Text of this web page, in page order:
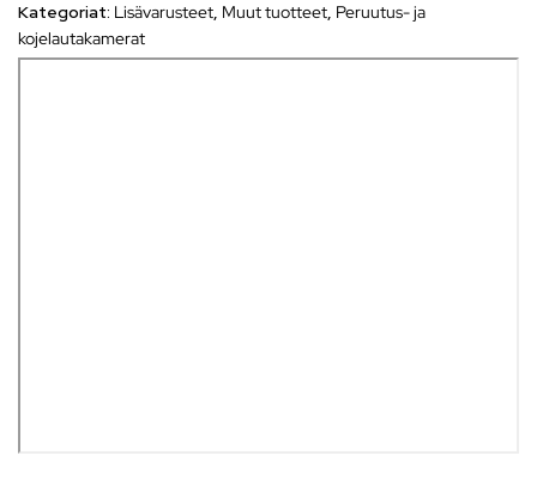
Kategoriat: Lisävarusteet, Muut tuotteet, Peruutus- ja
kojelautakamerat